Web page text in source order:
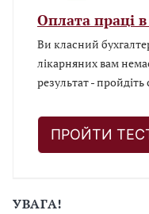
Оплата праці
Ви класний
лікарняних вам
результат -
ПРОЙТИ
УВАГА!